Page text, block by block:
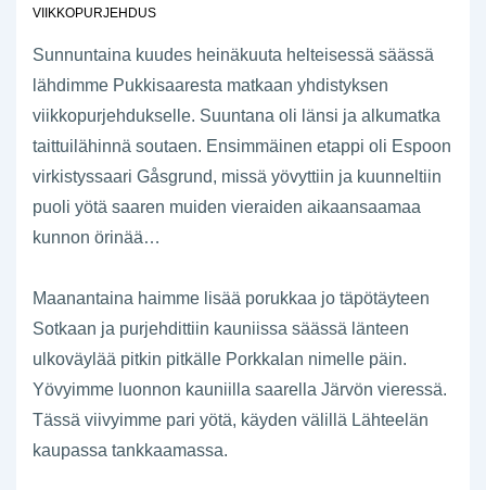
VIIKKOPURJEHDUS
Sunnuntaina kuudes heinäkuuta helteisessä säässä
lähdimme Pukkisaaresta matkaan yhdistyksen
viikkopurjehdukselle. Suuntana oli länsi ja alkumatka
taittuilähinnä soutaen. Ensimmäinen etappi oli Espoon
virkistyssaari Gåsgrund, missä yövyttiin ja kuunneltiin
puoli yötä saaren muiden vieraiden aikaansaamaa
kunnon örinää…
Maanantaina haimme lisää porukkaa jo täpötäyteen
Sotkaan ja purjehdittiin kauniissa säässä länteen
ulkoväylää pitkin pitkälle Porkkalan nimelle päin.
Yövyimme luonnon kauniilla saarella Järvön vieressä.
Tässä viivyimme pari yötä, käyden välillä Lähteelän
kaupassa tankkaamassa.